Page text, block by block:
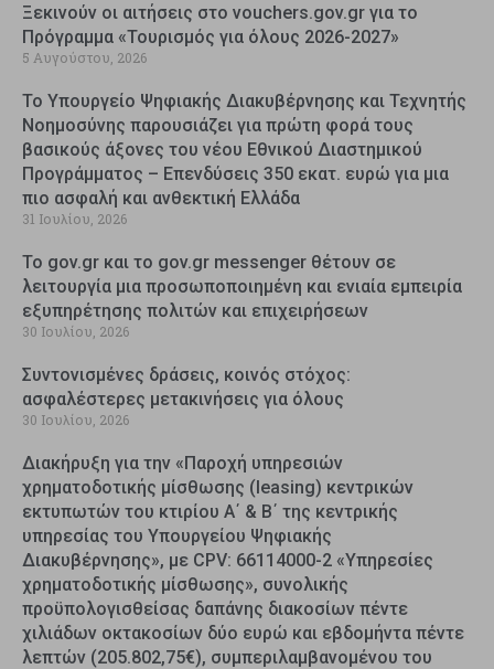
Ξεκινούν οι αιτήσεις στο vouchers.gov.gr για το
Πρόγραμμα «Τουρισμός για όλους 2026-2027»
5 Αυγούστου, 2026
Το Υπουργείο Ψηφιακής Διακυβέρνησης και Τεχνητής
Νοημοσύνης παρουσιάζει για πρώτη φορά τους
βασικούς άξονες του νέου Εθνικού Διαστημικού
Προγράμματος – Επενδύσεις 350 εκατ. ευρώ για μια
πιο ασφαλή και ανθεκτική Ελλάδα
31 Ιουλίου, 2026
Το gov.gr και το gov.gr messenger θέτουν σε
λειτουργία μια προσωποποιημένη και ενιαία εμπειρία
εξυπηρέτησης πολιτών και επιχειρήσεων
30 Ιουλίου, 2026
Συντονισμένες δράσεις, κοινός στόχος:
ασφαλέστερες μετακινήσεις για όλους
30 Ιουλίου, 2026
Διακήρυξη για την «Παροχή υπηρεσιών
χρηματοδοτικής μίσθωσης (leasing) κεντρικών
εκτυπωτών του κτιρίου Α΄ & Β΄ της κεντρικής
υπηρεσίας του Υπουργείου Ψηφιακής
Διακυβέρνησης», με CPV: 66114000-2 «Υπηρεσίες
χρηματοδοτικής μίσθωσης», συνολικής
προϋπολογισθείσας δαπάνης διακοσίων πέντε
χιλιάδων οκτακοσίων δύο ευρώ και εβδομήντα πέντε
λεπτών (205.802,75€), συμπεριλαμβανομένου του